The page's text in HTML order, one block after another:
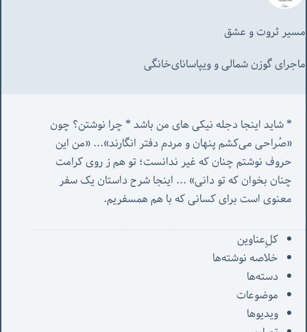
مسیر ثروت و عشق
ماجرای گوزن شمالی و‌ ویپاسانای‌خانگی
«صُراحی می‌کشم پنهان‌ و مردم‌ دفتر انگارند»... «
چنان بخوان که تو دانی» ...
معنوی است برای کسانی که با هم همسفریم.
کل‌ِعناوین
خلاصه نوشته‌ها
دسته‌ها
موضوعات
ویدیوها